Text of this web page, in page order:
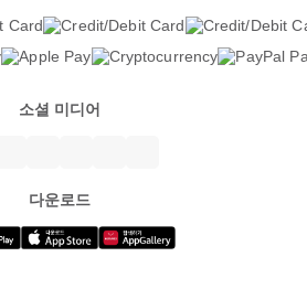
소셜 미디어
다운로드